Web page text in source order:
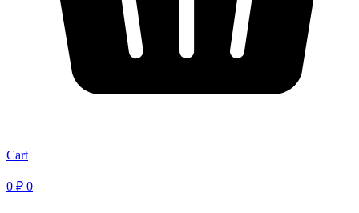
Cart
0 ₽ 0